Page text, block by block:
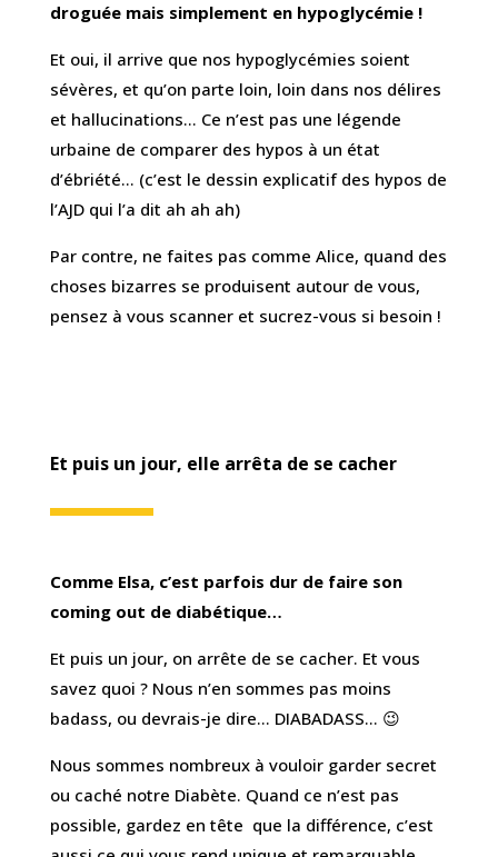
droguée mais simplement en hypoglycémie !
Et oui, il arrive que nos hypoglycémies soient
sévères, et qu’on parte loin, loin dans nos délires
et hallucinations… Ce n’est pas une légende
urbaine de comparer des hypos à un état
d’ébriété… (c’est le dessin explicatif des hypos de
l’AJD qui l’a dit ah ah ah)
Par contre, ne faites pas comme Alice, quand des
choses bizarres se produisent autour de vous,
pensez à vous scanner et sucrez-vous si besoin !
Et puis un jour, elle arrêta de se cacher
Comme Elsa, c’est parfois dur de faire son
coming out de diabétique…
Et puis un jour, on arrête de se cacher. Et vous
savez quoi ? Nous n’en sommes pas moins
badass, ou devrais-je dire… DIABADASS… 😉
Nous sommes nombreux à vouloir garder secret
ou caché notre Diabète. Quand ce n’est pas
possible, gardez en tête que la différence, c’est